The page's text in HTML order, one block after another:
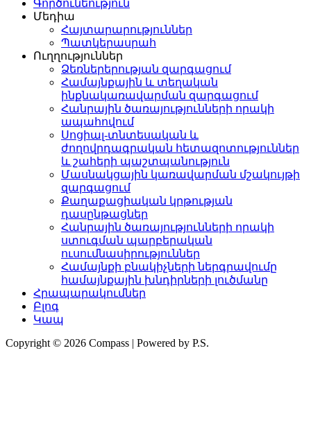
Գործունեություն
Մեդիա
Հայտարարություններ
Պատկերասրահ
Ուղղություններ
Ձեռներերության զարգացում
Համայնքային և տեղական
ինքնակառավարման զարգացում
Հանրային ծառայությունների որակի
ապահովում
Սոցիալ-տնտեսական և
ժողովրդագրական հետազոտություններ
և շահերի պաշտպանություն
Մասնակցային կառավարման մշակույթի
զարգացում
Քաղաքացիական կրթության
դասընթացներ
Հանրային ծառայությունների որակի
ստուգման պարբերական
ուսումնասիրություններ
Համայնքի բնակիչների ներգրավումը
համայնքային խնդիրների լուծմանը
Հրապարակումներ
Բլոգ
Կապ
Copyright © 2026 Compass | Powered by P.S.